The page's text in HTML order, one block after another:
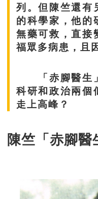
列。但陳竺還
的科學家，他的
無藥可救，直接
福眾多病患，且
「赤腳醫生」
科研和政治兩個
走上高峰？
陳竺「赤腳